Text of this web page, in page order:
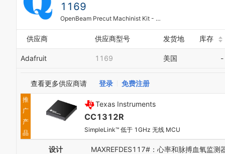
1169
OpenBeam Precut Machinist Kit - Black Aluminum
供应商 供应商型号 发货地 库存
Adafruit 1169 美国 -
查看更多供应商请 登录 免费注册
推
广
产
品
Texas Instruments
CC1312R
SimpleLink™ 低于 1GHz 无线 MCU
设计
MAXREFDES117#：心率和脉搏血氧监测